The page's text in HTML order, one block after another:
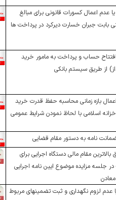
عدم اعمال کسورات قانونی برای مبالغ
بابت جبران خسارت دیرکرد در پرداخت ها
حساب و پرداخت به مامور خرید
از طریق سیستم بانکی
بازه زمانی محاسبه حفظ قدرت خرید
خزانه اسلامی با لحاظ نمودن شرایط عمومی
نامه به دستور مقام قضایی
مقام مالی دستگاه اجرایی برای
جلسه مزایده موضوع ایین نامه اجرایی
عدم لزوم نگهداری و ثبت تضمینهای مربوط